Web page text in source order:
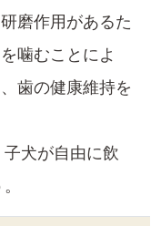
磨作用があるた
噛むことによ
歯の健康維持を
犬​が自由に飲